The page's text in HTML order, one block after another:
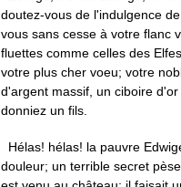
doutez-vous de l'indulgence
vous sans cesse à votre flanc
fluettes comme celles des
votre plus cher voeu; votre
d'argent massif, un ciboire
donniez un fils.
Hélas! hélas! la pauvre
douleur; un terrible secret